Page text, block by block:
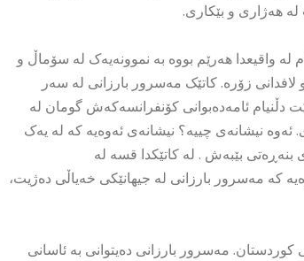
هەژاری و بێکاری.
واقیعدا هەرێم بووە بە نموونەیەک لە سۆماڵ و
لافدانی زۆرە. کاتێک مەسرور بارزانی لە سەر
دڵنیام ئامەدەبوانی کۆنفرانسەکەش گومان لە
نیشانەی چییە؟ نیشانەی ئەوەیە کە لە یەک
بنەڕەتی بێبەش . لە کاتێکدا قسە لە
کە مەسرور بارزانی لە جیهانێکی خەیاڵی دەژیت،
پارتی دیموکراتی کوردستان. مەسرور بارزانی دەیتوانی بە ئاسانی